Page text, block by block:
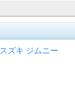
スズキ ジムニー